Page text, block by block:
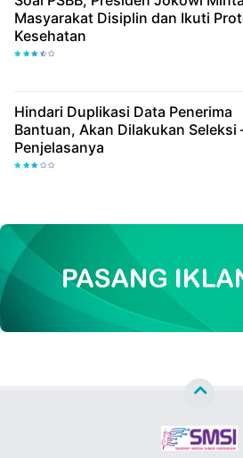
Masyarakat Disiplin dan Ikuti
Kesehatan
Hindari Duplikasi Data Penerima
Bantuan, Akan Dilakukan Seleksi
Penjelasanya